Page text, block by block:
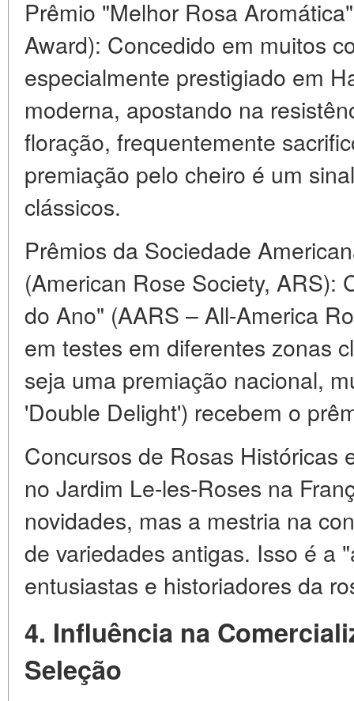
Prêmio "Melhor Rosa
Award): Concedido em muitos
especialmente prestigiado em
moderna, apostando na
floração, frequentemente
premiação pelo cheiro é um
clássicos.
Prêmios da Sociedade
(American Rose Society, ARS):
do Ano" (AARS – All-America
em testes em diferentes zonas
seja uma premiação nacional,
'Double Delight') recebem o
Concursos de Rosas Históricas
no Jardim Le-les-Roses na
novidades, mas a mestria na
de variedades antigas. Isso é a
entusiastas e historiadores da
4. Influência na
Seleção